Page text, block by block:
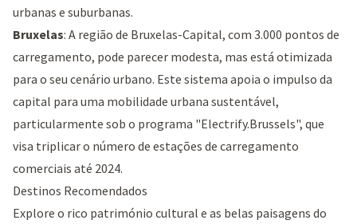
urbanas e suburbanas.
Bruxelas: A região de Bruxelas-Capital, com 3.000 pontos de
carregamento, pode parecer modesta, mas está otimizada
para o seu cenário urbano. Este sistema apoia o impulso da
capital para uma mobilidade urbana sustentável,
particularmente sob o programa "Electrify.Brussels", que
visa triplicar o número de estações de carregamento
comerciais até 2024.
Destinos Recomendados
Explore o rico património cultural e as belas paisagens do